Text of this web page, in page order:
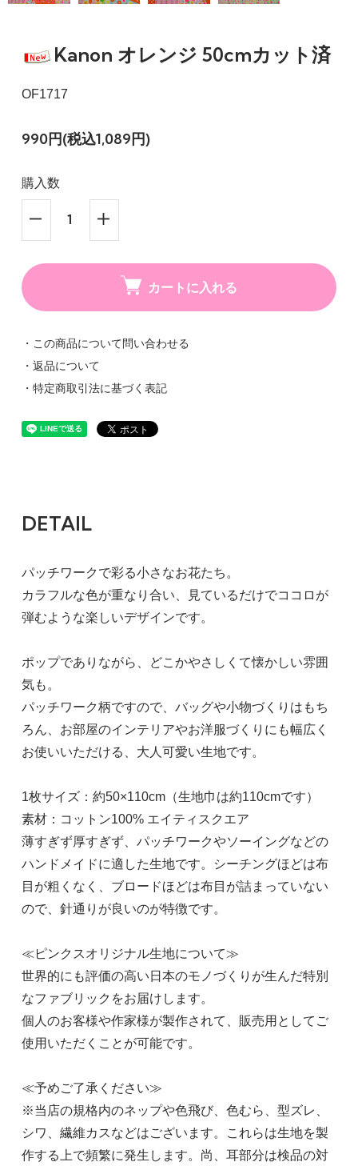
Kanon オレンジ 50cmカット済
OF1717
990円(税込1,089円)
購入数
カートに入れる
・この商品について問い合わせる
・返品について
・特定商取引法に基づく表記
DETAIL
パッチワークで彩る小さなお花たち。
カラフルな色が重なり合い、見ているだけでココロが
弾むような楽しいデザインです。
ポップでありながら、どこかやさしくて懐かしい雰囲
気も。
パッチワーク柄ですので、バッグや小物づくりはもち
ろん、お部屋のインテリアやお洋服づくりにも幅広く
お使いいただける、大人可愛い生地です。
1枚サイズ：約50×110cm（生地巾は約110cmです）
素材：コットン100% エイティスクエア
薄すぎず厚すぎず、パッチワークやソーイングなどの
ハンドメイドに適した生地です。シーチングほどは布
目が粗くなく、ブロードほどは布目が詰まっていない
ので、針通りが良いのが特徴です。
≪ピンクスオリジナル生地について≫
世界的にも評価の高い日本のモノづくりが生んだ特別
なファブリックをお届けします。
個人のお客様や作家様が製作されて、販売用としてご
使用いただくことが可能です。
≪予めご了承ください≫
※当店の規格内のネップや色飛び、色むら、型ズレ、
シワ、繊維カスなどはございます。これらは生地を製
作する上で頻繁に発生します。尚、耳部分は検品の対